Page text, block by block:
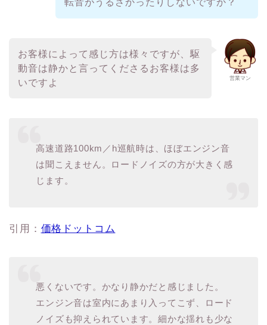
転音がうるさかったりしないですか？
営業マン
お客様によって感じ方は様々ですが、駆
動音は静かと言ってくださるお客様は多
いですよ
高速道路100km／h巡航時は、ほぼエンジン音
は聞こえません。ロードノイズの方が大きく感
じます。
引用： 価格ドットコム
悪くないです。かなり静かだと感じました。
エンジン音は室内にあまり入ってこず、ロード
ノイズも抑えられています。細かな揺れも少な